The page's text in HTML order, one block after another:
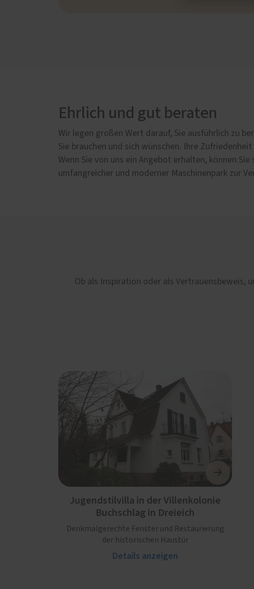
Ehrlich und gut beraten
Wir legen großen Wert darauf, Sie ausführlich zu
Sie brauchen und sich wünschen. Ihre
Wenn Sie von uns ein Angebot erhalten, können
umfangreicher und moderner Maschinenpark zur
Ob als Inspiration oder als Vertrauensbeweis,
Jugendstilvilla in der Villenkolonie
Buchschlag in Dreieich
Denkmalgerechte Fenster und Restaurierung
der historischen Haustür
Details anzeigen